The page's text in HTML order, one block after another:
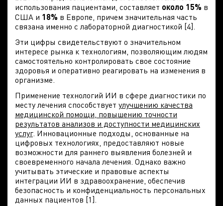
использования пациентами, составляет около 15% в
США и 18% в Европе, причем значительная часть
связана именно с лабораторной диагностикой [4].
Эти цифры свидетельствуют о значительном
интересе рынка к технологиям, позволяющим людям
самостоятельно контролировать свое состояние
здоровья и оперативно реагировать на изменения в
организме.
Применение технологий ИИ в сфере диагностики по
месту лечения способствует улучшению качества
медицинской помощи, повышению точности
результатов анализов и доступности медицинских
услуг. Инновационные подходы, основанные на
цифровых технологиях, предоставляют новые
возможности для раннего выявления болезней и
своевременного начала лечения. Однако важно
учитывать этические и правовые аспекты
интеграции ИИ в здравоохранение, обеспечив
безопасность и конфиденциальность персональных
данных пациентов [1].